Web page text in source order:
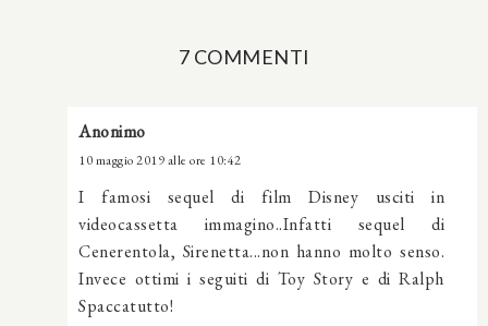
7 COMMENTI
Anonimo
10 maggio 2019 alle ore 10:42
I famosi sequel di film Disney usciti in
videocassetta immagino..Infatti sequel di
Cenerentola, Sirenetta...non hanno molto senso.
Invece ottimi i seguiti di Toy Story e di Ralph
Spaccatutto!